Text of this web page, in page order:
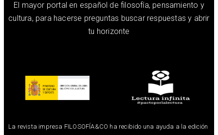
El mayor portal en español de filosofía, pensamiento y
cultura, para hacerse preguntas buscar respuestas y abrir
tu horizonte
La revista impresa FILOSOFÍA&CO ha recibido una ayuda a la edición